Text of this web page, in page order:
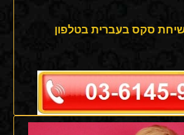
סקס בעברית בטלפון